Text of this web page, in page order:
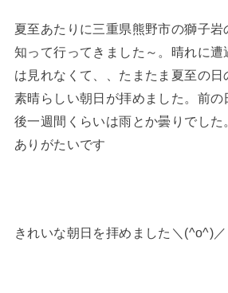
夏至あたりに三重県熊野市の獅子岩
知って行ってきました～。晴れに
は見れなくて、、たまたま夏至の日
素晴らしい朝日が拝めました。前
後一週間くらいは雨とか曇りでし
ありがたいです
きれいな朝日を拝めました＼(^o^)／